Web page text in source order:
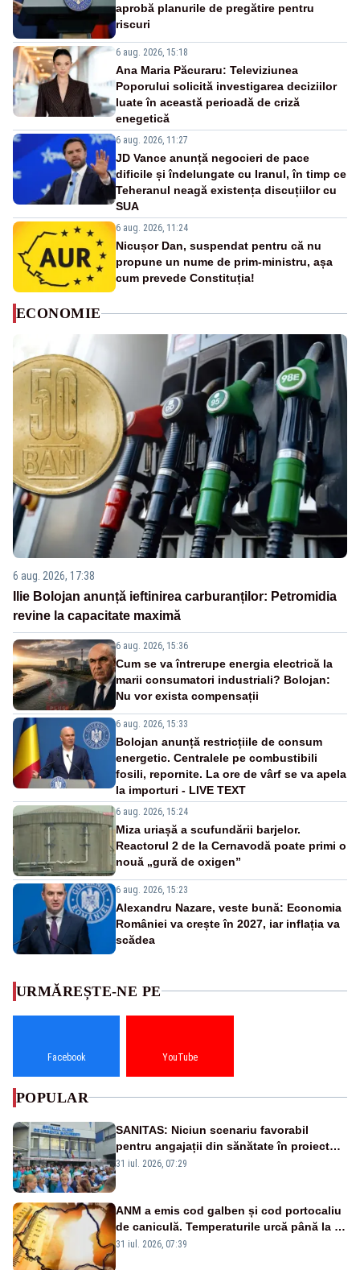
aprobă planurile de pregătire pentru
riscuri
6 aug. 2026, 15:18
Ana Maria Păcuraru: Televiziunea
Poporului solicită investigarea deciziilor
luate în această perioadă de criză
enegetică
6 aug. 2026, 11:27
JD Vance anunță negocieri de pace
dificile și îndelungate cu Iranul, în timp ce
Teheranul neagă existența discuțiilor cu
SUA
6 aug. 2026, 11:24
Nicușor Dan, suspendat pentru că nu
propune un nume de prim-ministru, așa
cum prevede Constituția!
ECONOMIE
6 aug. 2026, 17:38
Ilie Bolojan anunță ieftinirea carburanților: Petromidia
revine la capacitate maximă
6 aug. 2026, 15:36
Cum se va întrerupe energia electrică la
marii consumatori industriali? Bolojan:
Nu vor exista compensații
6 aug. 2026, 15:33
Bolojan anunță restricțiile de consum
energetic. Centralele pe combustibili
fosili, repornite. La ore de vârf se va apela
la importuri - LIVE TEXT
6 aug. 2026, 15:24
Miza uriașă a scufundării barjelor.
Reactorul 2 de la Cernavodă poate primi o
nouă „gură de oxigen”
6 aug. 2026, 15:23
Alexandru Nazare, veste bună: Economia
României va crește în 2027, iar inflația va
scădea
URMĂREȘTE-NE PE
Facebook YouTube
POPULAR
SANITAS: Niciun scenariu favorabil
pentru angajații din sănătate în proiectul
Legii salarizării
31 iul. 2026, 07:29
ANM a emis cod galben și cod portocaliu
de caniculă. Temperaturile urcă până la 38
de grade, iar nopțile devin tropicale
31 iul. 2026, 07:39